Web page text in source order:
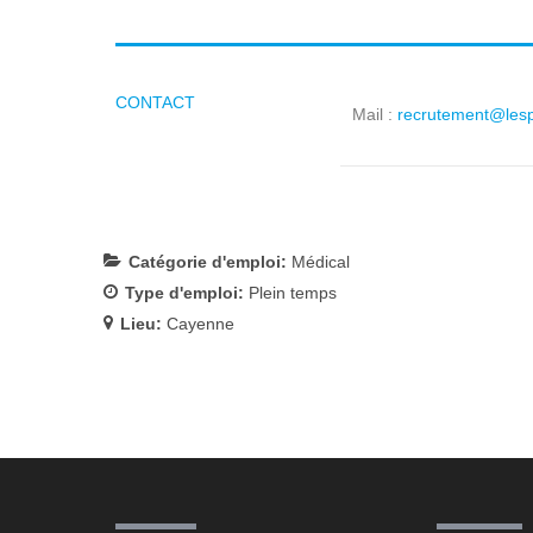
CONTACT
Mail :
Catégorie d'emploi: Médical
Type d'emploi: Plein temps
Lieu: Cayenne